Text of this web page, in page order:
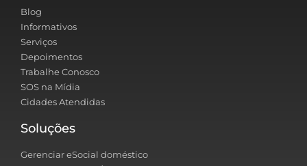
Blog
Informativos
Serviços
Depoimentos
Trabalhe Conosco
SOS na Mídia
Cidades Atendidas
Soluções
Gerenciar eSocial doméstico